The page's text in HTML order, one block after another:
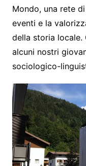
Mondo, una rete
eventi e la
della storia
alcuni nostri
sociologico-